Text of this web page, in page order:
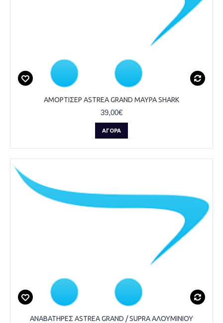
ΑΜΟΡΤΙΣΕΡ ASTREA GRAND ΜΑΥΡΑ SHARK
39,00€
ΑΓΟΡΆ
ΑΝΑΒΑΤΗΡΕΣ ASTREA GRAND / SUPRA ΑΛΟΥΜΙΝΙΟΥ